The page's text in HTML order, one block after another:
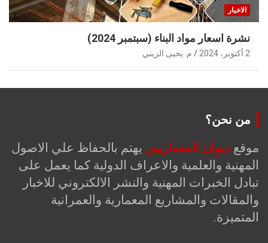
الاخبار
نشرة اسعار مواد البناء (سبتمبر 2024)
2 أكتوبر، 2024 م. يحيى الزيني
من نحن؟
موقع ديوان المعماريين يهتم بالحفاظ علي الاصول
المهنية والعلمية والاعراف الدولية كما يعمل على
تبادل الخبرات المهنية والنشر الالكتروني للاخبار
والمقالات والمشاريع المعمارية والعمرانية
المتميزة.